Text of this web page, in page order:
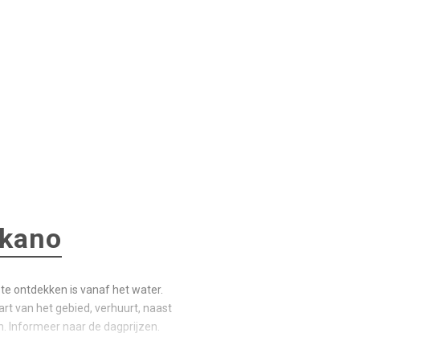
ontdekken is vanaf het water.
van het gebied, verhuurt, naast
Informeer naar de dagprijzen.